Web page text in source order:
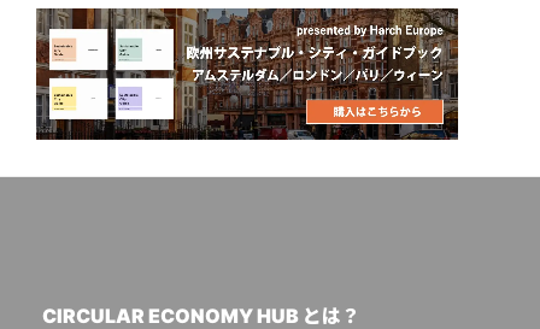
CIRCULAR ECONOMY HUB とは？